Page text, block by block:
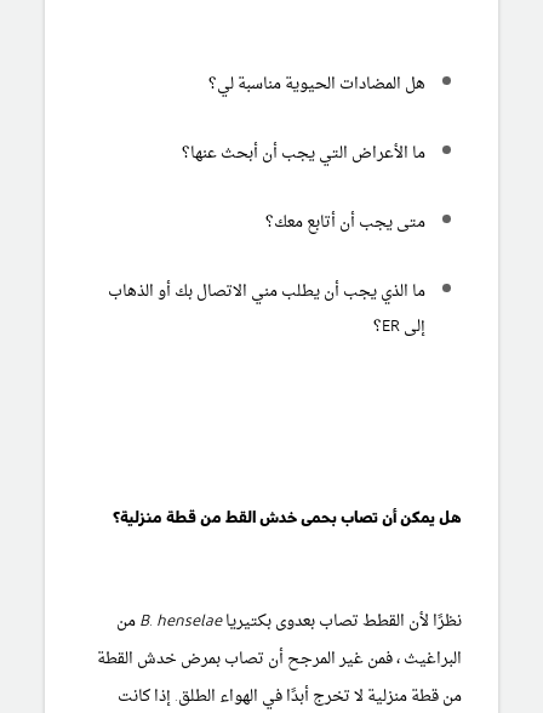
هل المضادات الحيوية مناسبة لي؟
ما الأعراض التي يجب أن أبحث عنها؟
متى يجب أن أتابع معك؟
ما الذي يجب أن يطلب مني الاتصال بك أو الذهاب
إلى ER؟
هل يمكن أن تصاب بحمى خدش القط من قطة منزلية؟
نظرًا لأن القطط تصاب بعدوى بكتيرياB. henselaeمن
البراغيث ، فمن غير المرجح أن تصاب بمرض خدش القطة
من قطة منزلية لا تخرج أبدًا في الهواء الطلق. إذا كانت